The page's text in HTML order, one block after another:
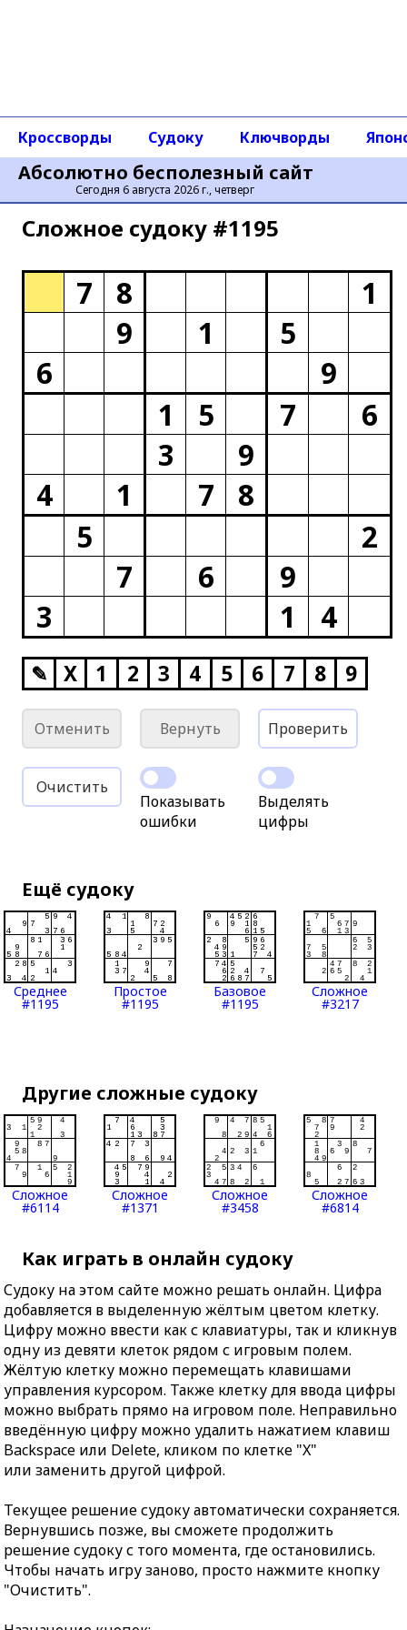
Абсолютно бесполезный сайт
Сегодня 6 августа 2026 г., четверг
Кроссворды Судоку Ключворды
Сложное cудоку #1195
7 8
1
9
1
5
6
9
1
5 7
6
3
9
4
1 7
8
5
2
7
6
9
3
1 4
✎ X 1 2 3 4 5 6 7 8 9
Отменить Вернуть Проверить
Очистить
Показывать
ошибки
Выделять
цифры
Ещё судоку
Среднее
#1195
Простое
#1195
Базовое
#1195
Сложное
#3217
Другие сложные судоку
Сложное
#6114
Сложное
#1371
Сложное
#3458
Сложное
#6814
Как играть в онлайн судоку
Судоку на этом сайте можно решать онлайн. Цифра
добавляется в выделенную жёлтым цветом клетку.
Цифру можно ввести как с клавиатуры, так и кликнув
одну из девяти клеток рядом с игровым полем.
Жёлтую клетку можно перемещать клавишами
управления курсором. Также клетку для ввода цифры
можно выбрать прямо на игровом поле. Неправильно
введённую цифру можно удалить нажатием клавиш
Backspace или Delete, кликом по клетке "X"
или заменить другой цифрой.
Текущее решение судоку автоматически сохраняется.
Вернувшись позже, вы сможете продолжить
решение судоку с того момента, где остановились.
Чтобы начать игру заново, просто нажмите кнопку
"Очистить".